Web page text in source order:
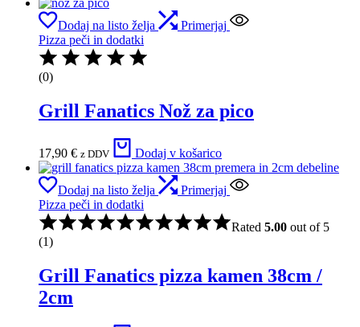
Dodaj na listo želja
Primerjaj
Pizza peči in dodatki
(0)
Grill Fanatics Nož za pico
17,90 € z DDV Dodaj v košarico
Dodaj na listo želja
Primerjaj
Pizza peči in dodatki
Rated 5.00 out of 5
(1)
Grill Fanatics pizza kamen 38cm /
2cm